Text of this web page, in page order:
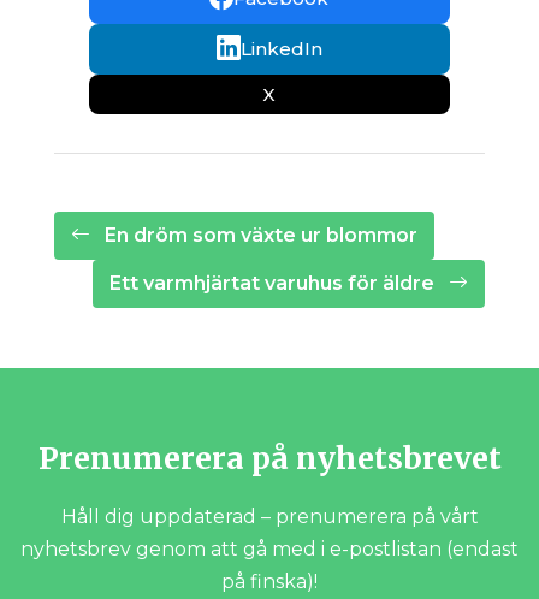
LinkedIn
X
En dröm som växte ur blommor
Ett varmhjärtat varuhus för äldre
Prenumerera på nyhetsbrevet
Håll dig uppdaterad – prenumerera på vårt
nyhetsbrev genom att gå med i e-postlistan (endast
på finska)!